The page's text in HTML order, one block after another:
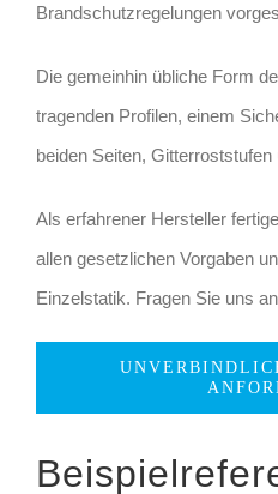
Brandschutzregelungen
Die gemeinhin übliche Form
tragenden Profilen, einem
beiden Seiten,
Als erfahrener Hersteller
allen gesetzlichen Vorgaben
Einzelstatik. Fragen Sie uns